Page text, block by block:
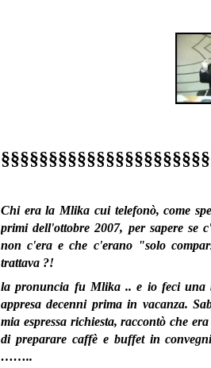
Chi era la Mlika cui telefonò, come
primi dell'ottobre 2007, per sapere se
non c'era e che c'erano "solo
trattava ?!
la pronuncia fu Mlika .. e io feci una
appresa decenni prima in vacanza.
mia espressa richiesta, raccontò che
di preparare caffè e buffet in
……..